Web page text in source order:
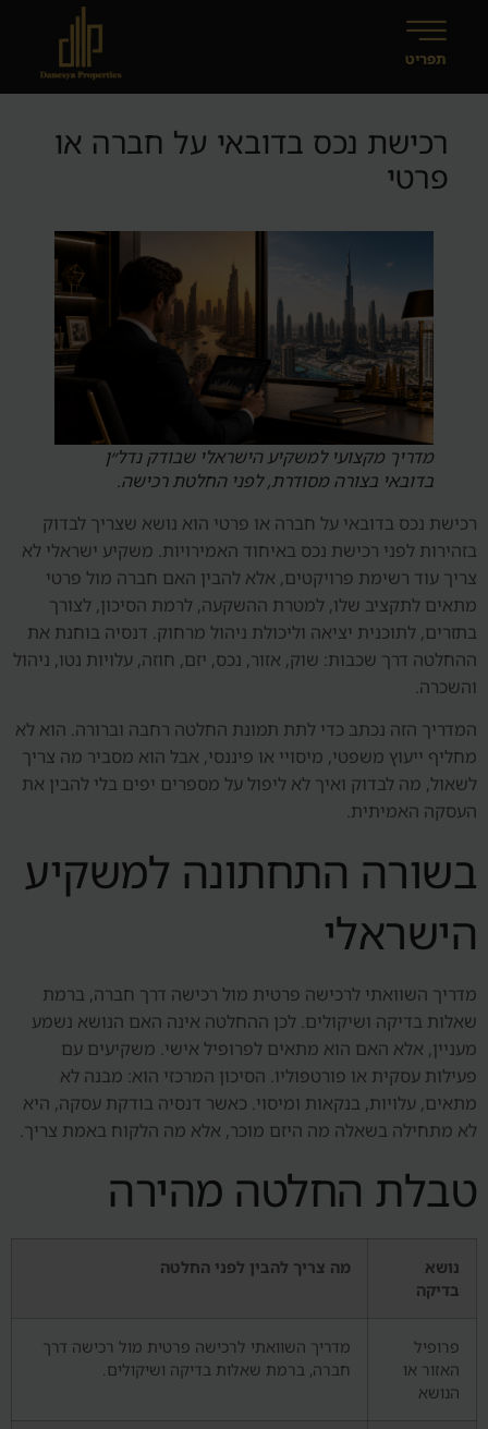
רכישת נכס בדובאי על חברה או
פרטי
מדריך מקצועי למשקיע הישראלי שבודק נדל״ן
בדובאי בצורה מסודרת, לפני החלטת רכישה.
רכישת נכס בדובאי על חברה או פרטי הוא נושא שצריך לבדוק
בזהירות לפני רכישת נכס באיחוד האמירויות. משקיע ישראלי לא
צריך עוד רשימת פרויקטים, אלא להבין האם חברה מול פרטי
מתאים לתקציב שלו, למטרת ההשקעה, לרמת הסיכון, לצורך
בתזרים, לתוכנית יציאה וליכולת ניהול מרחוק. דנסיה בוחנת את
ההחלטה דרך שכבות: שוק, אזור, נכס, יזם, חוזה, עלויות נטו, ניהול
והשכרה.
המדריך הזה נכתב כדי לתת תמונת החלטה רחבה וברורה. הוא לא
מחליף ייעוץ משפטי, מיסויי או פיננסי, אבל הוא מסביר מה צריך
לשאול, מה לבדוק ואיך לא ליפול על מספרים יפים בלי להבין את
העסקה האמיתית.
בשורה התחתונה למשקיע
הישראלי
מדריך השוואתי לרכישה פרטית מול רכישה דרך חברה, ברמת
שאלות בדיקה ושיקולים. לכן ההחלטה אינה האם הנושא נשמע
מעניין, אלא האם הוא מתאים לפרופיל אישי. משקיעים עם
פעילות עסקית או פורטפוליו. הסיכון המרכזי הוא: מבנה לא
מתאים, עלויות, בנקאות ומיסוי. כאשר דנסיה בודקת עסקה, היא
לא מתחילה בשאלה מה היזם מוכר, אלא מה הלקוח באמת צריך.
טבלת החלטה מהירה
נושא
בדיקה
מה צריך להבין לפני החלטה
פרופיל
האזור או
הנושא
מדריך השוואתי לרכישה פרטית מול רכישה דרך
חברה, ברמת שאלות בדיקה ושיקולים.